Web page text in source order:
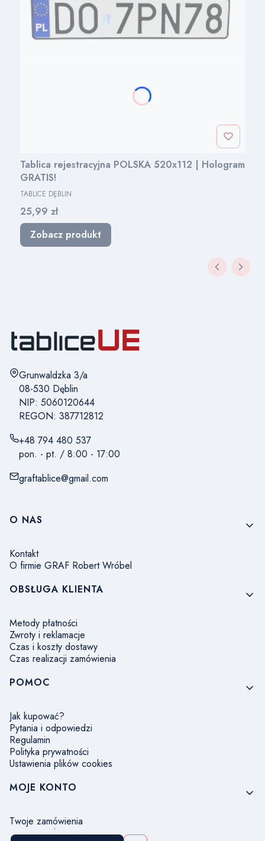
Tablica rejestracyjna POLSKA 520x112 | Hologram
GRATIS!
PRODUCENT
TABLICE DĘBLIN
Cena
25,99 zł
Zobacz produkt
Adres:
Grunwaldzka 3/a
08-530 Dęblin
NIP: 5060120644
REGON: 387712812
+48 794 480 537
pon. - pt. / 8:00 - 17:00
graftablice@gmail.com
Linki w stopce
O NAS
Kontakt
O firmie GRAF Robert Wróbel
OBSŁUGA KLIENTA
Metody płatności
Zwroty i reklamacje
Czas i koszty dostawy
Czas realizacji zamówienia
POMOC
Jak kupować?
Pytania i odpowiedzi
Regulamin
Polityka prywatności
Ustawienia plików cookies
MOJE KONTO
Twoje zamówienia
Ustawienia konta